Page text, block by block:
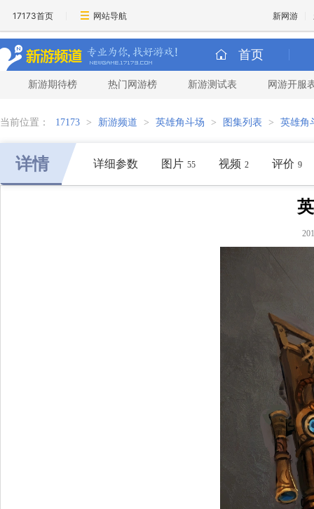
17173首页 网站导航 新网游
首页
新游期待榜 热门网游榜 新游测试表 网游开服
当前位置： 17173 > 新游频道 > 英雄角斗场 > 图集列表 > 英雄角
详情 详细参数 图片 55 视频 2 评价 9